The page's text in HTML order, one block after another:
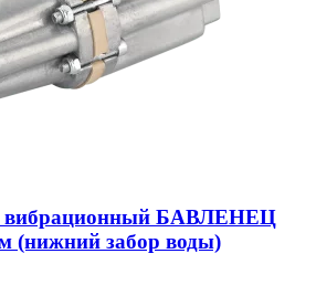
вибрационный БАВЛЕНЕЦ
(нижний забор воды)